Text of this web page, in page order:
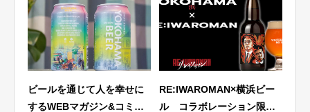
RE:IWAROMAN×横浜ビー
ル コラボレーション限定
【飲んでみた】1999年創
業・横浜ビールから、新作